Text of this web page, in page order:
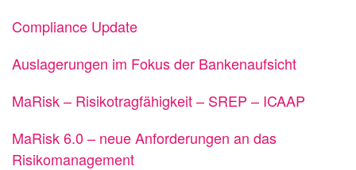
Compliance Update
Auslagerungen im Fokus der Bankenaufsicht
MaRisk – Risikotragfähigkeit – SREP – ICAAP
MaRisk 6.0 – neue Anforderungen an das
Risikomanagement